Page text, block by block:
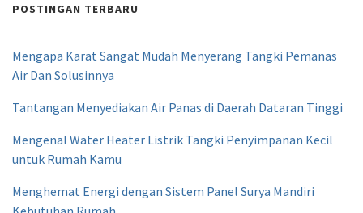
POSTINGAN TERBARU
Mengapa Karat Sangat Mudah Menyerang Tangki Pemanas
Air Dan Solusinnya
Tantangan Menyediakan Air Panas di Daerah Dataran Tinggi
Mengenal Water Heater Listrik Tangki Penyimpanan Kecil
untuk Rumah Kamu
Menghemat Energi dengan Sistem Panel Surya Mandiri